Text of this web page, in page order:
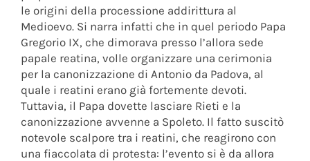
le origini della processione addirittura al
Medioevo. Si narra infatti che in quel periodo Papa
Gregorio IX, che dimorava presso l’allora sede
papale reatina, volle organizzare una cerimonia
per la canonizzazione di Antonio da Padova, al
quale i reatini erano già fortemente devoti.
Tuttavia, il Papa dovette lasciare Rieti e la
canonizzazione avvenne a Spoleto. Il fatto suscitò
notevole scalpore tra i reatini, che reagirono con
una fiaccolata di protesta: l’evento si è da allora